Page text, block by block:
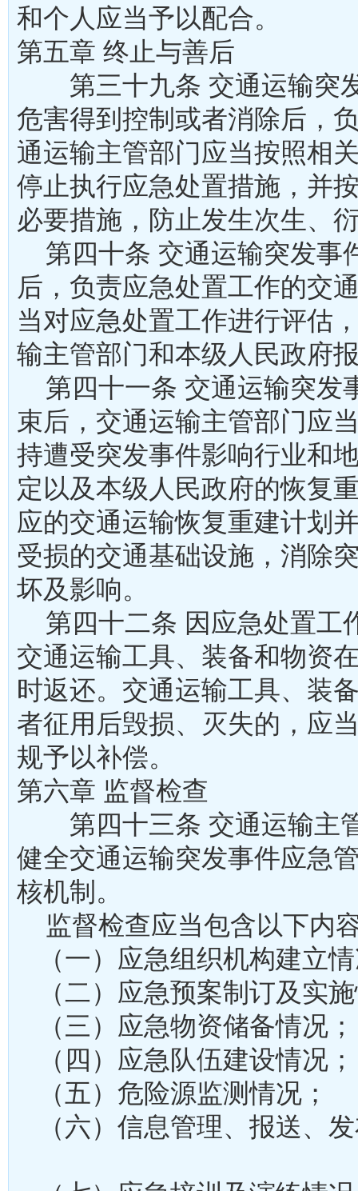
和个人应当予以配合。
第五章 终止与善后
第三十九条 交通运输突
危害得到控制或者消除后，
通运输主管部门应当按照相
停止执行应急处置措施，并
必要措施，防止发生次生
第四十条 交通运输突发事
后，负责应急处置工作的交
当对应急处置工作进行评估
输主管部门和本级人民
第四十一条 交通运输突发
束后，交通运输主管部门应
持遭受突发事件影响行业和
定以及本级人民政府的恢复
应的交通运输恢复重建计划
受损的交通基础设施，消除
坏及影响。
第四十二条 因应急处置工
交通运输工具、装备和物资
时返还。交通运输工具、装
者征用后毁损、灭失的，应
规予以补偿。
第六章 监督检查
第四十三条 交通运输主
健全交通运输突发事件应急
核机制。
监督检查应当包含以
（一）应急组织机构建
（二）应急预案制订及
（三）应急物资储备情
（四）应急队伍建设情
（五）危险源监测情
（六）信息管理、报送、